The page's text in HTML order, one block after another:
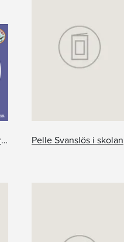
Pelle Svanslös hjälper till Pelle Svanslös i skolan